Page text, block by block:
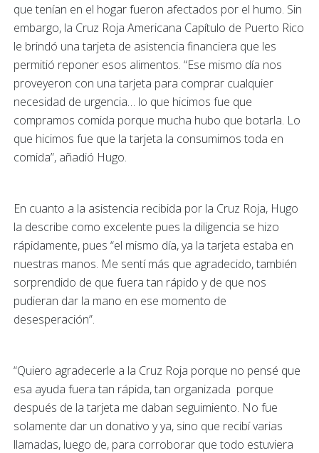
que tenían en el hogar fueron afectados por el humo. Sin
embargo, la Cruz Roja Americana Capítulo de Puerto Rico
le brindó una tarjeta de asistencia financiera que les
permitió reponer esos alimentos. “Ese mismo día nos
proveyeron con una tarjeta para comprar cualquier
necesidad de urgencia… lo que hicimos fue que
compramos comida porque mucha hubo que botarla. Lo
que hicimos fue que la tarjeta la consumimos toda en
comida”, añadió Hugo.
En cuanto a la asistencia recibida por la Cruz Roja, Hugo
la describe como excelente pues la diligencia se hizo
rápidamente, pues “el mismo día, ya la tarjeta estaba en
nuestras manos. Me sentí más que agradecido, también
sorprendido de que fuera tan rápido y de que nos
pudieran dar la mano en ese momento de
desesperación”.
“Quiero agradecerle a la Cruz Roja porque no pensé que
esa ayuda fuera tan rápida, tan organizada porque
después de la tarjeta me daban seguimiento. No fue
solamente dar un donativo y ya, sino que recibí varias
llamadas, luego de, para corroborar que todo estuviera